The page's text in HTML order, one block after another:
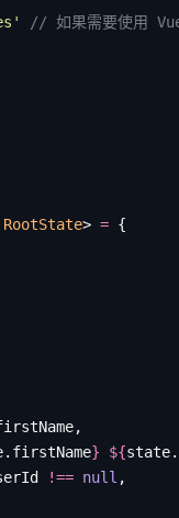
' // 如果需要使用
RootState> = {
,
. firstName} ${state.
!== null ,